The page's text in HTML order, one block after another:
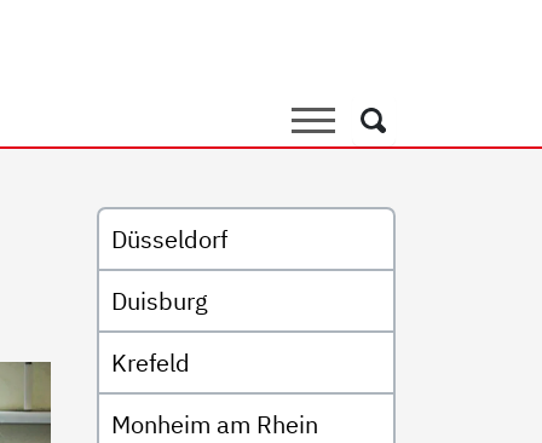
Suche
Suche
Untermenü
Düsseldorf
Duisburg
Krefeld
Monheim am Rhein